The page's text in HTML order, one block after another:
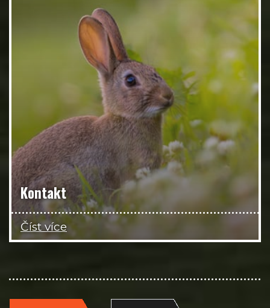
Kontakt
Číst více